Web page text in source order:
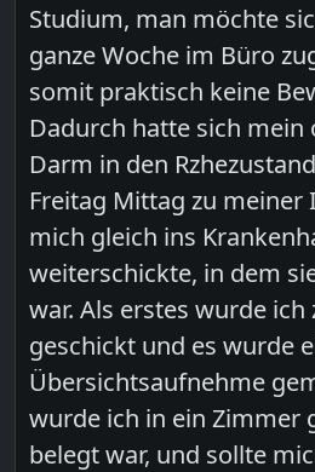
Studium, man möchte
ganze Woche im Büro
somit praktisch keine
Dadurch hatte sich
Darm in den
Freitag Mittag zu
mich gleich ins
weiterschickte, in dem
war. Als erstes wurde ich
geschickt und es wurde
Übersichtsaufnehme
wurde ich in ein Zimmer
belegt war, und sollte